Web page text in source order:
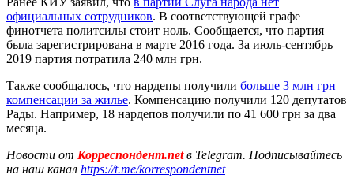
официальных сотрудников. В соответствующей графе
финотчета политсилы стоит ноль. Сообщается, что партия
была зарегистрирована в марте 2016 года. За июль-сентябрь
2019 партия потратила 240 млн грн.
Также сообщалось, что нардепы получили больше 3 млн грн
компенсации за жилье. Компенсацию получили 120 депутатов
Рады. Например, 18 нардепов получили по 41 600 грн за два
месяца.
Новости от Корреспондент.netв Telegram. Подписывайтесь
на наш канал https://t.me/korrespondentnet